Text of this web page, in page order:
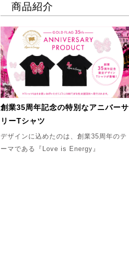
商品紹介
創業35周年記念の特別なアニバーサ
リーTシャツ
デザインに込めたのは、創業35周年のテ
ーマである『Love is Energy』